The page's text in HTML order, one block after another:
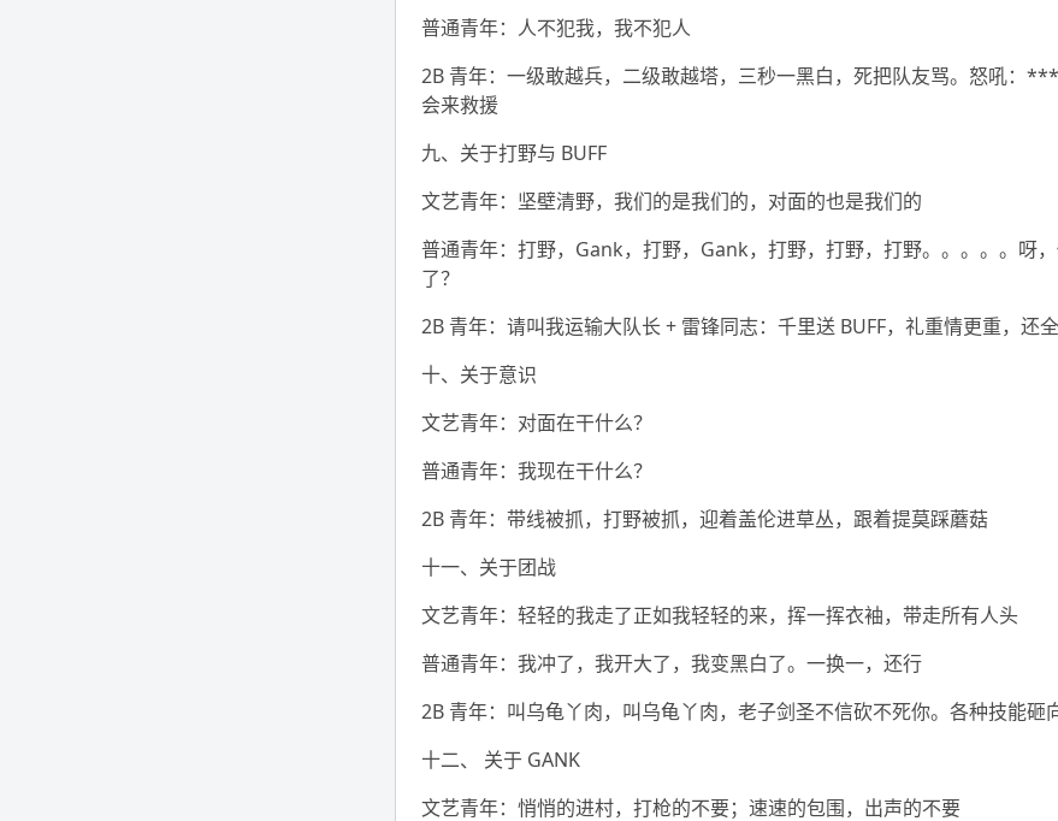
普通青年：人不犯我，我不犯人
2B 青年：一级敢越兵，二级敢越塔，三秒一黑白，死把队友骂。怒吼：
会来救援
九、关于打野与 BUFF
文艺青年：坚壁清野，我们的是我们的，对面的也是我们的
普通青年：打野，Gank，打野，Gank，打野，打野，打野。。。。。呀
了？
2B 青年：请叫我运输大队长 + 雷锋同志：千里送 BUFF，礼重情更重，还
十、关于意识
文艺青年：对面在干什么？
普通青年：我现在干什么？
2B 青年：带线被抓，打野被抓，迎着盖伦进草丛，跟着提莫踩蘑菇
十一、关于团战
文艺青年：轻轻的我走了正如我轻轻的来，挥一挥衣袖，带走所有人头
普通青年：我冲了，我开大了，我变黑白了。一换一，还行
2B 青年：叫乌龟丫肉，叫乌龟丫肉，老子剑圣不信砍不死你。各种技能砸
十二、 关于 GANK
文艺青年：悄悄的进村，打枪的不要；速速的包围，出声的不要